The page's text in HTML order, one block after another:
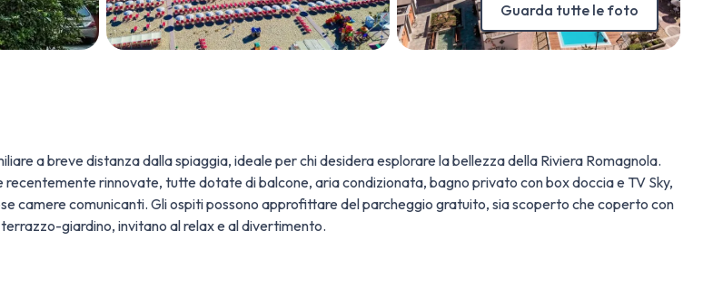
Guarda tutte le foto
a breve distanza dalla spiaggia, ideale per chi desidera esplorare la bellezza della Riviera Romagnola.
rinnovate, tutte dotate di balcone, aria condizionata, bagno privato con box doccia e TV Sky,
camere comunicanti. Gli ospiti possono approfittare del parcheggio gratuito, sia scoperto che coperto con
giardino, invitano al relax e al divertimento.